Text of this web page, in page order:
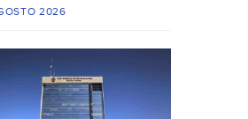
2026